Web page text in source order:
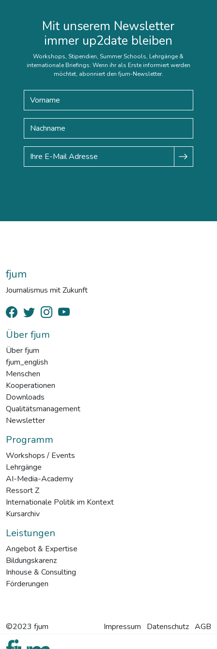
Mit unserem Newsletter
immer up2date bleiben
Workshops, Stipendien, Summer Schools, Lehrgänge &
internationale Briefings: Wenn ihr als Erste informiert werden
möchtet, abonniert den fjum-Newsletter.
fjum
Journalismus mit Zukunft
Über fjum
Über fjum
fjum_english
Menschen
Kooperationen
Downloads
Qualitätsmanagement
Newsletter
Programm
Workshops / Events
Lehrgänge
AI-Media-Academy
Ressort Z
Internationale Politik im Kontext
Kursarchiv
Leistungen
Angebot & Expertise
Bildungskarenz
Inhouse & Consulting
Förderungen
Impressum Datenschutz AGB
©2023 fjum